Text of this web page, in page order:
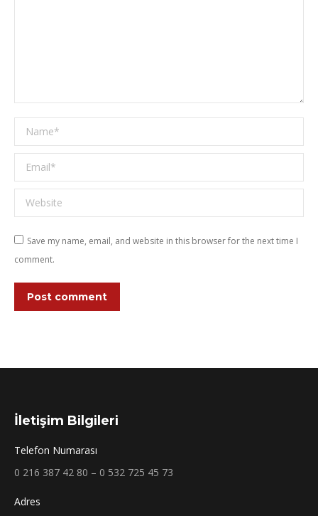
Name *
Email *
Website
Save my name, email, and website in this browser for the next time I
comment.
Post comment
İletişim Bilgileri
Telefon Numarası
0 216 387 42 80 – 0 532 725 45 73
Adres